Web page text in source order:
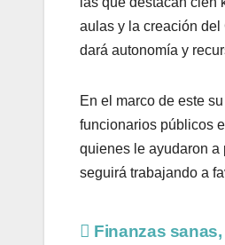
aulas y la creación
dará autonomía y
En el marco de este
funcionarios públicos
quienes le ayudaron a
seguirá trabajando a
Finanzas